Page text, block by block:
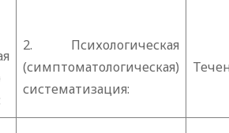
2. Психологическая
(симптоматологическая)
систематизация: